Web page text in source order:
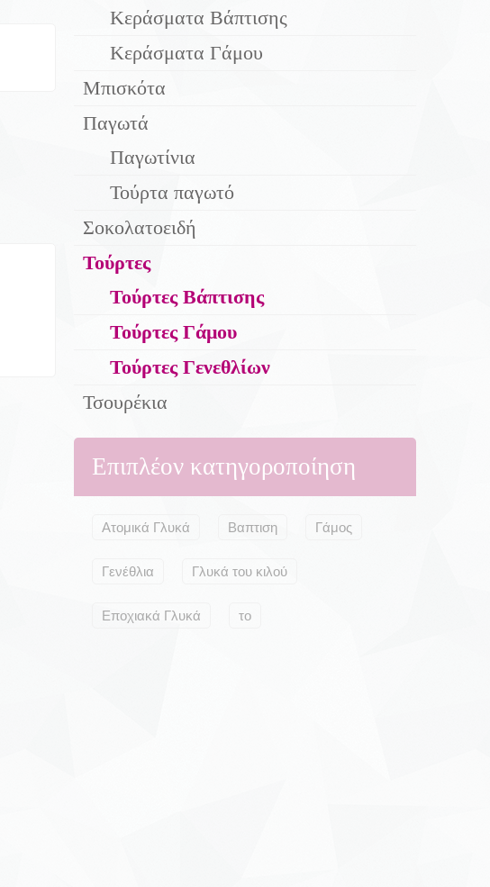
Κεράσματα Βάπτισης
Κεράσματα Γάμου
Μπισκότα
Παγωτά
Παγωτίνια
Τούρτα παγωτό
Σοκολατοειδή
Τούρτες
Τούρτες Βάπτισης
Τούρτες Γάμου
Τούρτες Γενεθλίων
Τσουρέκια
Επιπλέον κατηγοροποίηση
Ατομικά Γλυκά Βαπτιση Γάμος
Γενέθλια Γλυκά του κιλού
Εποχιακά Γλυκά το